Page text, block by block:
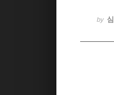
by
스케치북5